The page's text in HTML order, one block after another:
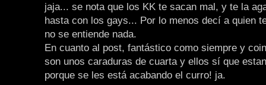
jaja... se nota que los KK te sacan mal, y te la
hasta con los gays... Por lo menos decí a quien
no se entiende nada.
En cuanto al post, fantástico como siempre y
son unos caraduras de cuarta y ellos sí que
porque se les está acabando el curro! ja.